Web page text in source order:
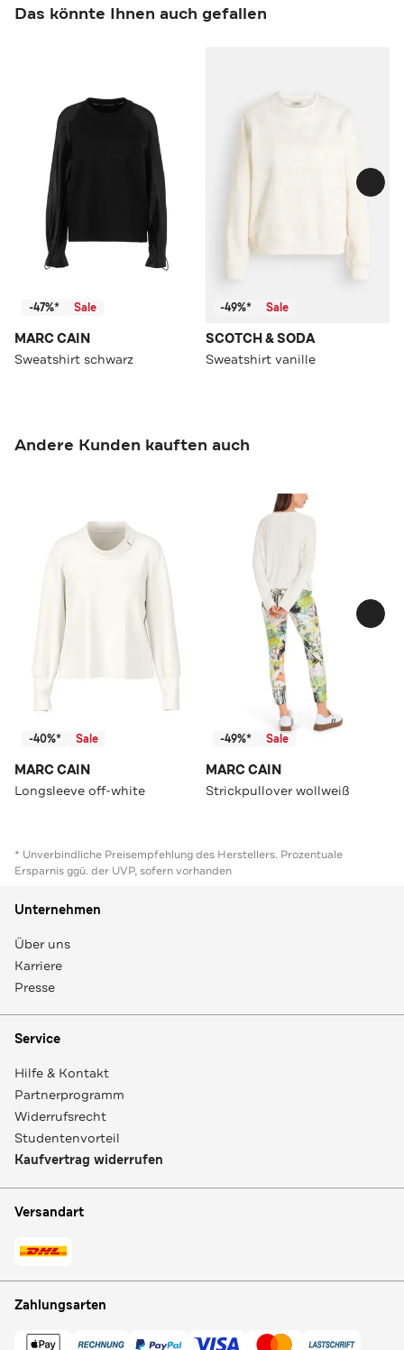
Das könnte Ihnen auch gefallen
-47%* Sale
MARC CAIN
Sweatshirt schwarz
-49%* Sale
SCOTCH & SODA
Sweatshirt vanille
Andere Kunden kauften auch
-40%* Sale
MARC CAIN
Longsleeve off-white
-49%* Sale
MARC CAIN
Strickpullover wollweiß
* Unverbindliche Preisempfehlung des Herstellers. Prozentuale
Ersparnis ggü. der UVP, sofern vorhanden
Unternehmen
Über uns
Karriere
Presse
Service
Hilfe & Kontakt
Partnerprogramm
Widerrufsrecht
Studentenvorteil
Kaufvertrag widerrufen
Versandart
Zahlungsarten